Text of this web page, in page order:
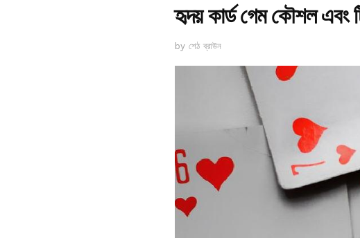
হৃদয় কার্ড গেম কৌশল এবং
by শেঠ ব্রাউন